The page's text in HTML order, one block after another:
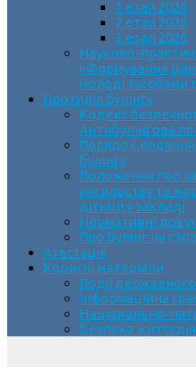
1 етап 2026
2 етап 2026
3 етап 2026
Науково-
«Формування
молоді засобами
Протидія булінгу
Кодекс
Антибулінгова
Порядок подання
булінгу
Положення про
насильству та
дітьми у закладі
Нормативні
Про булінг на
Атестація
Корисні матеріали
Події
Інформаційна
Національно-
Безпека